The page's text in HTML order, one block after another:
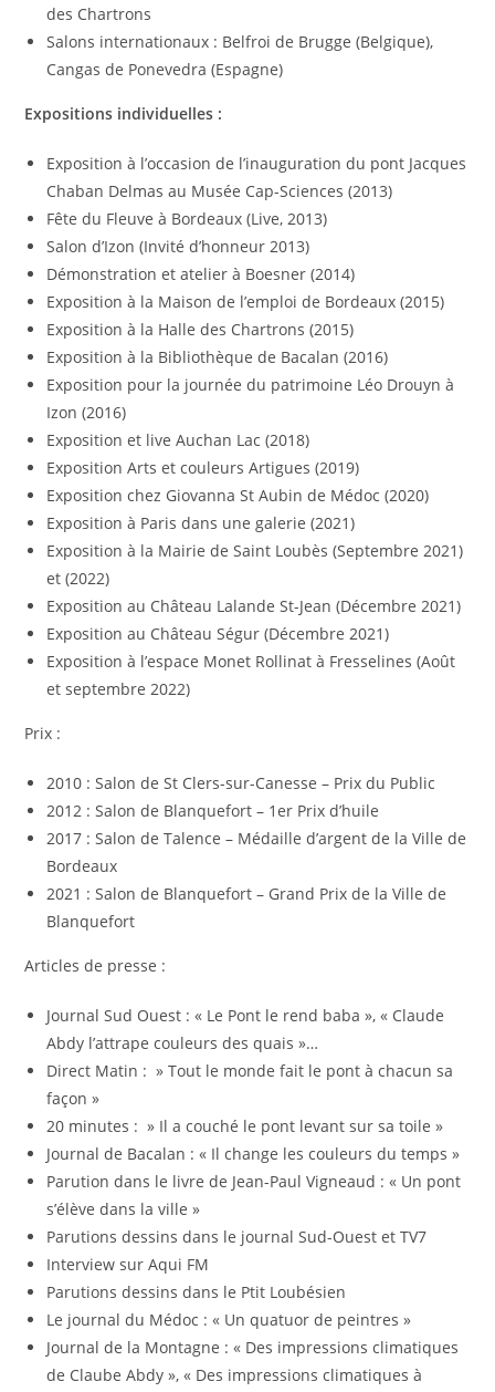
des Chartrons
Salons internationaux : Belfroi de Brugge (Belgique),
Cangas de Ponevedra (Espagne)
Expositions individuelles :
Exposition à l’occasion de l’inauguration du pont Jacques
Chaban Delmas au Musée Cap-Sciences (2013)
Fête du Fleuve à Bordeaux (Live, 2013)
Salon d’Izon (Invité d’honneur 2013)
Démonstration et atelier à Boesner (2014)
Exposition à la Maison de l’emploi de Bordeaux (2015)
Exposition à la Halle des Chartrons (2015)
Exposition à la Bibliothèque de Bacalan (2016)
Exposition pour la journée du patrimoine Léo Drouyn à
Izon (2016)
Exposition et live Auchan Lac (2018)
Exposition Arts et couleurs Artigues (2019)
Exposition chez Giovanna St Aubin de Médoc (2020)
Exposition à Paris dans une galerie (2021)
Exposition à la Mairie de Saint Loubès (Septembre 2021)
et (2022)
Exposition au Château Lalande St-Jean (Décembre 2021)
Exposition au Château Ségur (Décembre 2021)
Exposition à l’espace Monet Rollinat à Fresselines (Août
et septembre 2022)
Prix :
2010 : Salon de St Clers-sur-Canesse – Prix du Public
2012 : Salon de Blanquefort – 1er Prix d’huile
2017 : Salon de Talence – Médaille d’argent de la Ville de
Bordeaux
2021 : Salon de Blanquefort – Grand Prix de la Ville de
Blanquefort
Articles de presse :
Journal Sud Ouest : « Le Pont le rend baba », « Claude
Abdy l’attrape couleurs des quais »…
Direct Matin : » Tout le monde fait le pont à chacun sa
façon »
20 minutes : » Il a couché le pont levant sur sa toile »
Journal de Bacalan : « Il change les couleurs du temps »
Parution dans le livre de Jean-Paul Vigneaud : « Un pont
s’élève dans la ville »
Parutions dessins dans le journal Sud-Ouest et TV7
Interview sur Aqui FM
Parutions dessins dans le Ptit Loubésien
Le journal du Médoc : « Un quatuor de peintres »
Journal de la Montagne : « Des impressions climatiques
de Claube Abdy », « Des impressions climatiques à